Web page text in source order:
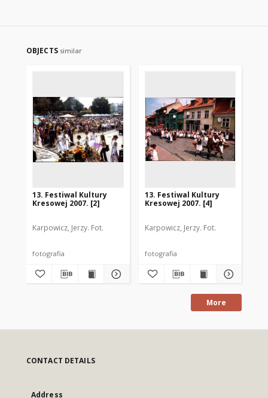
OBJECTS similar
13. Festiwal Kultury
Kresowej 2007. [2]
Karpowicz, Jerzy. Fot.
fotografia
13. Festiwal Kultury
Kresowej 2007. [4]
Karpowicz, Jerzy. Fot.
fotografia
More
CONTACT DETAILS
Address